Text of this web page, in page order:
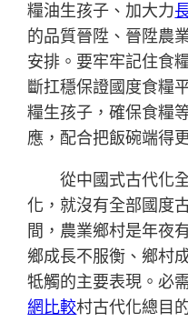
糧油生孩子、加大力
的品質晉陞、晉陞農
安排。要牢牢記住食
斷扛穩保證國度食糧
糧生孩子，確保食糧
應，配合把飯碗端得
從中國式古代化
化，就沒有全部國度
間，農業鄉村是年夜
鄉成長不服衡、鄉村
牴觸的主要表現。必
網比較村古代化總目